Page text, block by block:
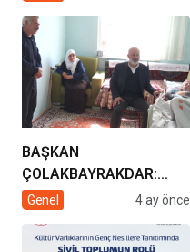
geliyor!
BAŞKAN
ÇOLAKBAYRAKDAR:
“EVDE SAĞLIK
GÖNÜLLERE
Genel 4 ay önce